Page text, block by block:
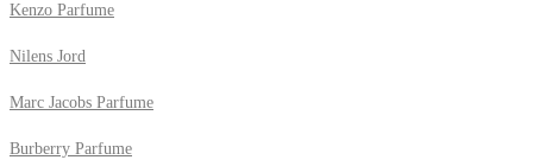
Kenzo Parfume
Nilens Jord
Marc Jacobs Parfume
Burberry Parfume